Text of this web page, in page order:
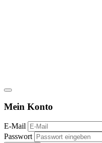
Mein Konto
E-Mail
Passwort